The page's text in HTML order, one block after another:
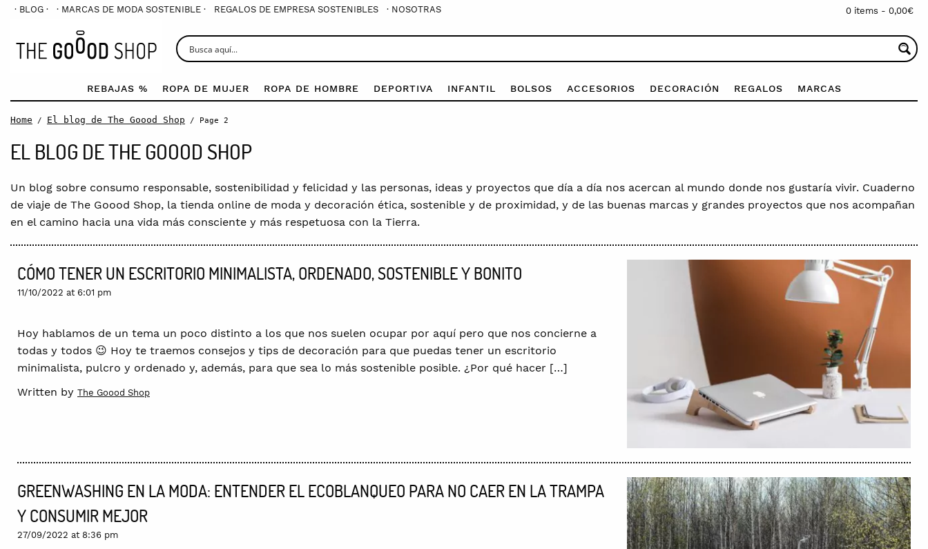
· BLOG · · MARCAS DE MODA SOSTENIBLE · REGALOS DE EMPRESA SOSTENIBLES · NOSOTRAS 0 items - 0,00€
REBAJAS % ROPA DE MUJER ROPA DE HOMBRE DEPORTIVA INFANTIL BOLSOS ACCESORIOS DECORACIÓN REGALOS MARCAS
Home / El blog de The Goood Shop / Page 2
EL BLOG DE THE GOOOD SHOP
Un blog sobre consumo responsable, sostenibilidad y felicidad y las personas, ideas y proyectos que día a día nos acercan al mundo donde nos gustaría vivir. Cuaderno
de viaje de The Goood Shop, la tienda online de moda y decoración ética, sostenible y de proximidad, y de las buenas marcas y grandes proyectos que nos acompañan
en el camino hacia una vida más consciente y más respetuosa con la Tierra.
CÓMO TENER UN ESCRITORIO MINIMALISTA, ORDENADO, SOSTENIBLE Y BONITO
11/10/2022 at 6:01 pm
Hoy hablamos de un tema un poco distinto a los que nos suelen ocupar por aquí pero que nos concierne a
todas y todos 😉 Hoy te traemos consejos y tips de decoración para que puedas tener un escritorio
minimalista, pulcro y ordenado y, además, para que sea lo más sostenible posible. ¿Por qué hacer […]
Written by The Goood Shop
GREENWASHING EN LA MODA: ENTENDER EL ECOBLANQUEO PARA NO CAER EN LA TRAMPA
Y CONSUMIR MEJOR
27/09/2022 at 8:36 pm